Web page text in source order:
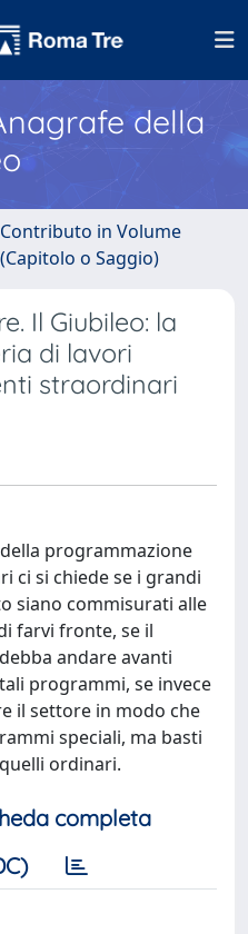
della
in Volume
o Saggio)
Il Giubileo: la
di lavori
straordinari
programmazione
ci si chiede se i grandi
siano commisurati alle
farvi fronte, se il
andare avanti
programmi, se invece
il settore in modo che
speciali, ma basti
ordinari.
completa